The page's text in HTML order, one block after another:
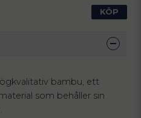
KÖP
bambu, ett
som behåller sin